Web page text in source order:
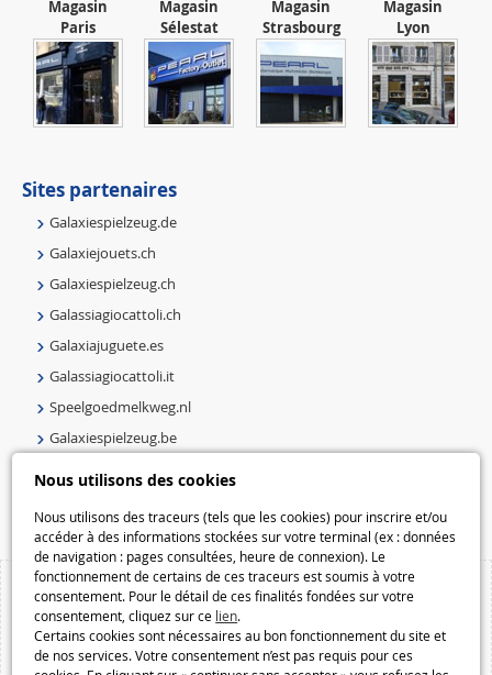
Nous utilisons des cookies
Nous utilisons des traceurs (tels que les cookies) pour inscrire et/ou
accéder à des informations stockées sur votre terminal (ex : données
de navigation : pages consultées, heure de connexion). Le
fonctionnement de certains de ces traceurs est soumis à votre
consentement. Pour le détail de ces finalités fondées sur votre
consentement, cliquez sur ce lien.
Certains cookies sont nécessaires au bon fonctionnement du site et
de nos services. Votre consentement n’est pas requis pour ces
Magasin
Paris
Magasin
Sélestat
Magasin
Strasbourg
Magasin
Lyon
Sites partenaires
Galaxiespielzeug.de
Galaxiejouets.ch
Galaxiespielzeug.ch
Galassiagiocattoli.ch
Galaxiajuguete.es
Galassiagiocattoli.it
Speelgoedmelkweg.nl
Galaxiespielzeug.be